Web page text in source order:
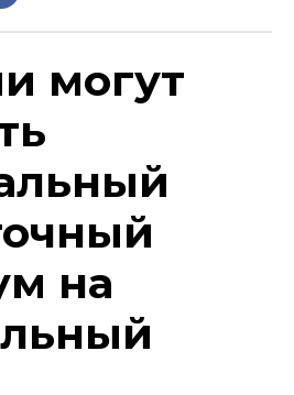
могут
на